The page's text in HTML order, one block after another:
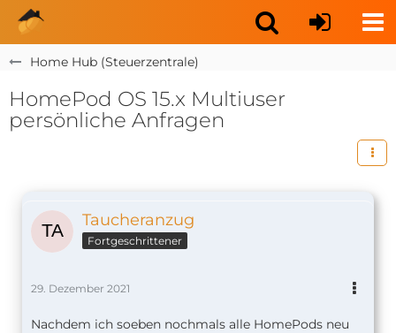
Home Hub (Steuerzentrale)
HomePod OS 15.x Multiuser
persönliche Anfragen
Taucheranzug
Fortgeschrittener
29. Dezember 2021
Nachdem ich soeben nochmals alle HomePods neu